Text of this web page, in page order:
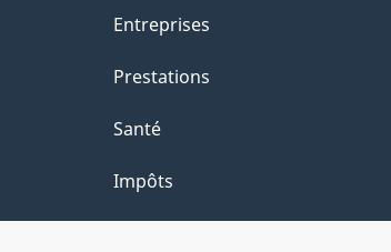
t
i
s
Entreprises
Prestations
Santé
Impôts